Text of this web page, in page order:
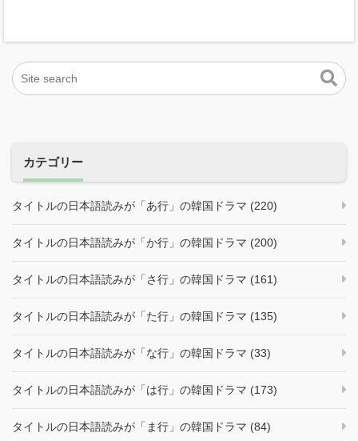
カテゴリー
タイトルの日本語読みが「あ行」の韓国ドラマ (220)
タイトルの日本語読みが「か行」の韓国ドラマ (200)
タイトルの日本語読みが「さ行」の韓国ドラマ (161)
タイトルの日本語読みが「た行」の韓国ドラマ (135)
タイトルの日本語読みが「な行」の韓国ドラマ (33)
タイトルの日本語読みが「は行」の韓国ドラマ (173)
タイトルの日本語読みが「ま行」の韓国ドラマ (84)